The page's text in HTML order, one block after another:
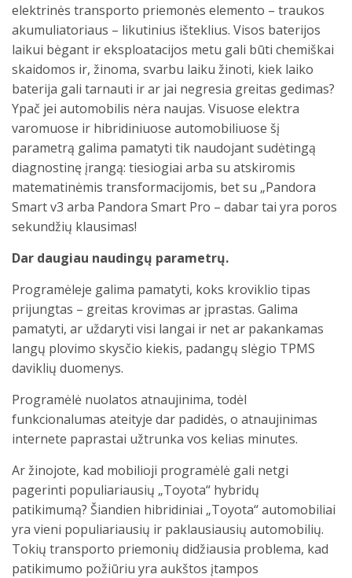
elektrinės transporto priemonės elemento – traukos
akumuliatoriaus – likutinius išteklius. Visos baterijos
laikui bėgant ir eksploatacijos metu gali būti chemiškai
skaidomos ir, žinoma, svarbu laiku žinoti, kiek laiko
baterija gali tarnauti ir ar jai negresia greitas gedimas?
Ypač jei automobilis nėra naujas. Visuose elektra
varomuose ir hibridiniuose automobiliuose šį
parametrą galima pamatyti tik naudojant sudėtingą
diagnostinę įrangą: tiesiogiai arba su atskiromis
matematinėmis transformacijomis, bet su „Pandora
Smart v3 arba Pandora Smart Pro – dabar tai yra poros
sekundžių klausimas!
Dar daugiau naudingų parametrų.
Programėleje galima pamatyti, koks kroviklio tipas
prijungtas – greitas krovimas ar įprastas. Galima
pamatyti, ar uždaryti visi langai ir net ar pakankamas
langų plovimo skysčio kiekis, padangų slėgio TPMS
daviklių duomenys.
Programėlė nuolatos atnaujinima, todėl
funkcionalumas ateityje dar padidės, o atnaujinimas
internete paprastai užtrunka vos kelias minutes.
Ar žinojote, kad mobilioji programėlė gali netgi
pagerinti populiariausių „Toyota“ hybridų
patikimumą? Šiandien hibridiniai „Toyota“ automobiliai
yra vieni populiariausių ir paklausiausių automobilių.
Tokių transporto priemonių didžiausia problema, kad
patikimumo požiūriu yra aukštos įtampos